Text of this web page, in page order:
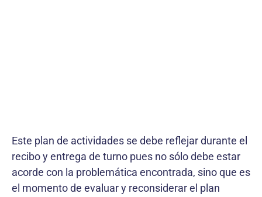
Este plan de actividades se debe reflejar durante el
recibo y entrega de turno pues no sólo debe estar
acorde con la problemática encontrada, sino que es
el momento de evaluar y reconsiderar el plan